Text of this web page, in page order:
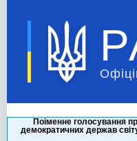
Поіменне голосування
демократичних держав